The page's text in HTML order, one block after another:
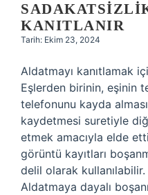
KANITLANIR
Tarih: Ekim 23, 2024
Aldatmayı kanıtlamak
Eşlerden birinin, eşinin
telefonunu kayda
kaydetmesi suretiyle
etmek amacıyla elde
görüntü kayıtları
delil olarak kullanılabilir.
Aldatmaya dayalı